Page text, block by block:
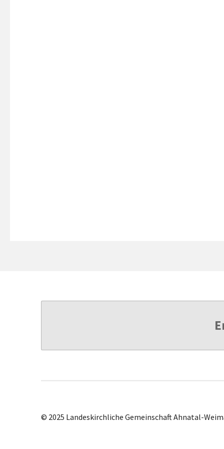
© 2025 Landeskirchliche Gemeinschaft Ahnatal-